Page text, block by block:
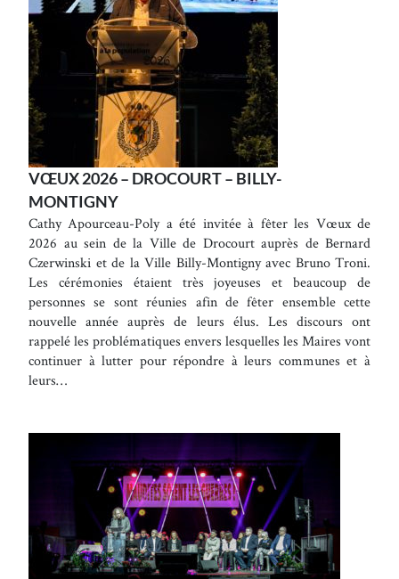
VŒUX 2026 – DROCOURT – BILLY-
MONTIGNY
Cathy Apourceau-Poly a été invitée à fêter les Vœux de
2026 au sein de la Ville de Drocourt auprès de Bernard
Czerwinski et de la Ville Billy-Montigny avec Bruno Troni.
Les cérémonies étaient très joyeuses et beaucoup de
personnes se sont réunies afin de fêter ensemble cette
nouvelle année auprès de leurs élus. Les discours ont
rappelé les problématiques envers lesquelles les Maires vont
continuer à lutter pour répondre à leurs communes et à
leurs…